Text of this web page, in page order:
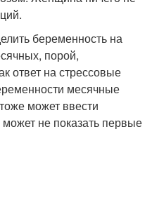
беременность на
порой,
ответ на стрессовые
месячные
может ввести
не показать первые